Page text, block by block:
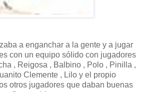
a enganchar a la gente y a jugar
con un equipo sólido con jugadores
, Reigosa , Balbino , Polo , Pinilla ,
Clemente , Lilo y el propio
otros jugadores que daban buenas